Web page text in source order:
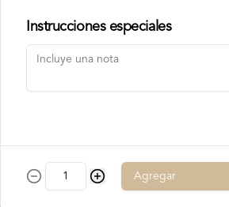
Política de privacidad
Instrucciones especiales
Agregar